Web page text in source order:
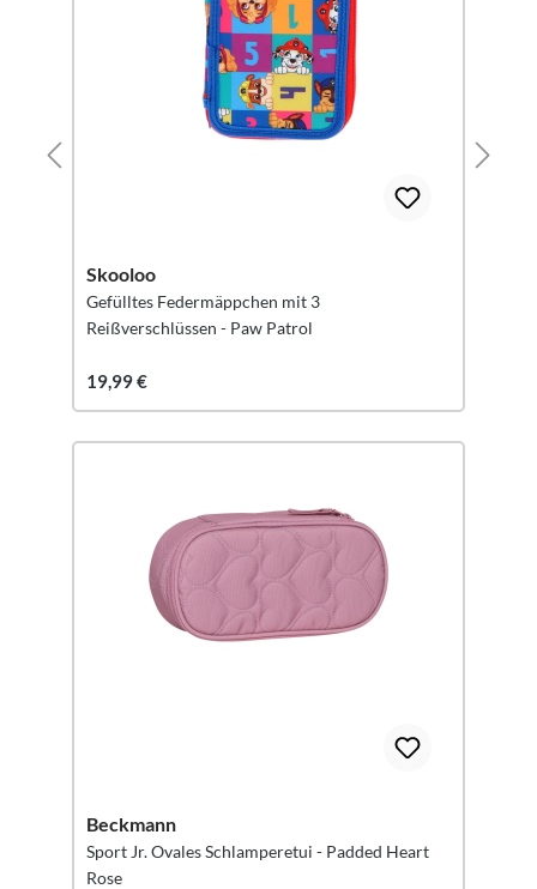
Skooloo
Gefülltes Federmäppchen mit 3
Reißverschlüssen - Paw Patrol
19,99 €
Beckmann
Sport Jr. Ovales Schlamperetui - Padded Heart
Rose